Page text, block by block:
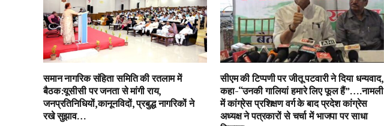
समान नागरिक संहिता समिति की रतलाम में
बैठक:यूसीसी पर जनता से मांगी राय,
जनप्रतिनिधियों,कानूनविदों, प्रबुद्ध नागरिकों ने
रखे सुझाव…
सीएम की टिप्पणी पर जीतू पटवारी ने दिया धन्यवाद,
कहा-“उनकी गालियां हमारे लिए फूल हैं”….नामली
में कांग्रेस प्रशिक्षण वर्ग के बाद प्रदेश कांग्रेस
अध्यक्ष ने पत्रकारों से चर्चा में भाजपा पर साधा